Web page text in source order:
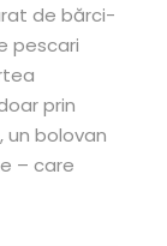
de bărci-
pescari
prin
un bolovan
– care